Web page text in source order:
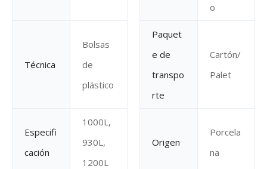
o
Técnica
Bolsas
de
plástico
Paquet
e de
transpo
rte
Cartón/
Palet
Especifi
cación
1000L,
930L,
1200L
Origen
Porcela
na